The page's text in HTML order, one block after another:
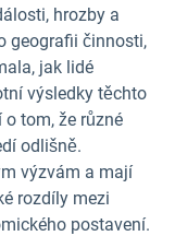
hrozby a
geografii činnosti,
jak lidé
výsledky těchto
tom, že různé
odlišně.
výzvám a mají
rozdíly mezi
postavení.